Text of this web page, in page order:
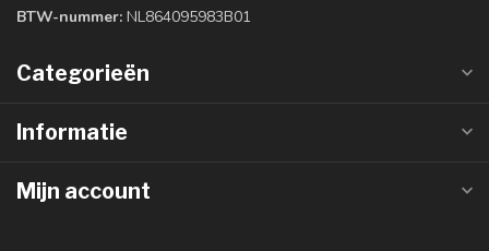
BTW-nummer: NL864095983B01
Categorieën
Informatie
Mijn account